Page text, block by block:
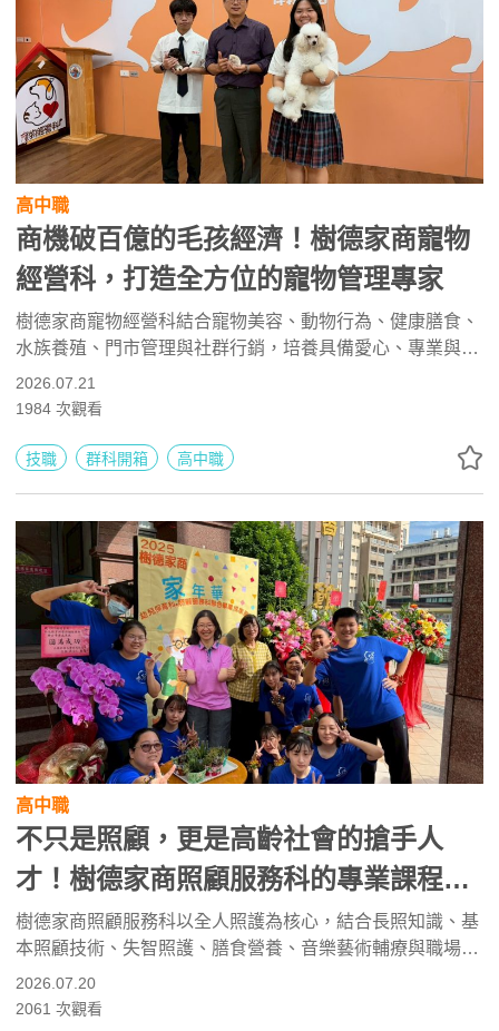
高中職
商機破百億的毛孩經濟！樹德家商寵物
經營科，打造全方位的寵物管理專家
樹德家商寵物經營科結合寵物美容、動物行為、健康膳食、
水族養殖、門市管理與社群行銷，培養具備愛心、專業與責
任的寵物產業人才。學生可考取寵物美容、水族養殖及門市
服務相關證照，並透過活體照護與跨科實作累積經驗。未來
美容、旅館、文創及創業市場。
2026.07.21
1984 次觀看
技職 群科開箱 高中職
高中職
不只是照顧，更是高齡社會的搶手人
才！樹德家商照顧服務科的專業課程與
職涯發展
樹德家商照顧服務科以全人照護為核心，結合長照知識、基
本照顧技術、失智照護、膳食營養、音樂藝術輔療與職場實
習，培養具備專業技能、同理心與安全意識的照護人才。學
生可考取照顧服務員、CPR與電腦軟體證照，未來能升學護
2026.07.20
2061 次觀看